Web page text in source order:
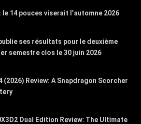
le 14 pouces viserait l’automne 2026
ses résultats pour le deuxième
semestre clos le 30 juin 2026
(2026) Review: A Snapdragon Scorcher
Dual Edition Review: The Ultimate